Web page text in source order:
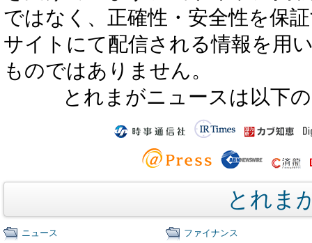
ではなく、正確性・安全性を保
サイトにて配信される情報を用
ものではありません。
とれまがニュースは以下
とれま
ニュース
ファイナンス